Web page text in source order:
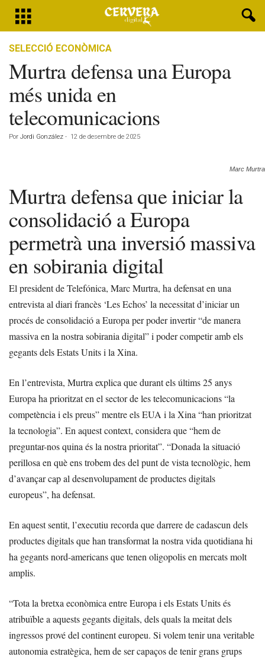
SELECCIÓ ECONÒMICA
Murtra defensa una Europa
més unida en
telecomunicacions
Por Jordi González - 12 de desembre de 2025
Marc Murtra
Murtra defensa que iniciar la
consolidació a Europa
permetrà una inversió massiva
en sobirania digital
El president de Telefónica, Marc Murtra, ha defensat en una
entrevista al diari francès ‘Les Echos’ la necessitat d’iniciar un
procés de consolidació a Europa per poder invertir “de manera
massiva en la nostra sobirania digital” i poder competir amb els
gegants dels Estats Units i la Xina.
En l’entrevista, Murtra explica que durant els últims 25 anys
Europa ha prioritzat en el sector de les telecomunicacions “la
competència i els preus” mentre els EUA i la Xina “han prioritzat
la tecnologia”. En aquest context, considera que “hem de
preguntar-nos quina és la nostra prioritat”. “Donada la situació
perillosa en què ens trobem des del punt de vista tecnològic, hem
d’avançar cap al desenvolupament de productes digitals
europeus”, ha defensat.
En aquest sentit, l’executiu recorda que darrere de cadascun dels
productes digitals que han transformat la nostra vida quotidiana hi
ha gegants nord-americans que tenen oligopolis en mercats molt
amplis.
“Tota la bretxa econòmica entre Europa i els Estats Units és
atribuïble a aquests gegants digitals, dels quals la meitat dels
ingressos prové del continent europeu. Si volem tenir una veritable
autonomia estratègica, hem de ser capaços de tenir grans grups